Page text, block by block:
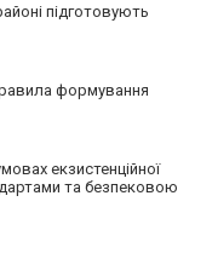
підготовують
формування
екзистенційної
та безпековою